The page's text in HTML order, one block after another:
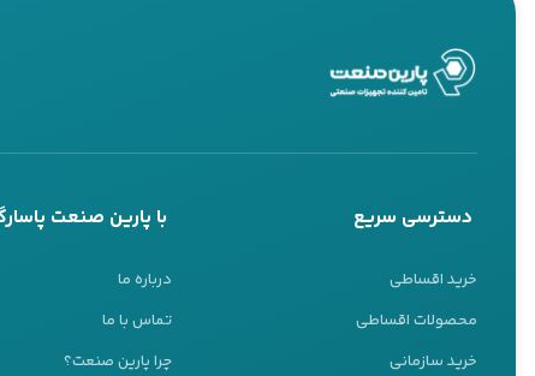
دسترسی سریع
خرید اقساطی
محصولات اقساطی
خرید سازمانی
با پارین صنعت
درباره ما
تماس با ما
چرا پارین صنعت؟